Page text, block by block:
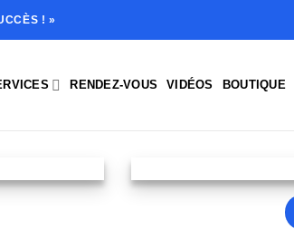
! »
RENDEZ-VOUS VIDÉOS BOUTIQUE